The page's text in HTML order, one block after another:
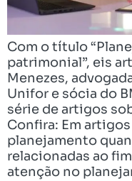
Com o título
patrimonial”, eis
Menezes,
Unifor e sócia do
série de artigos
Confira: Em
planejamento
relacionadas ao
atenção no